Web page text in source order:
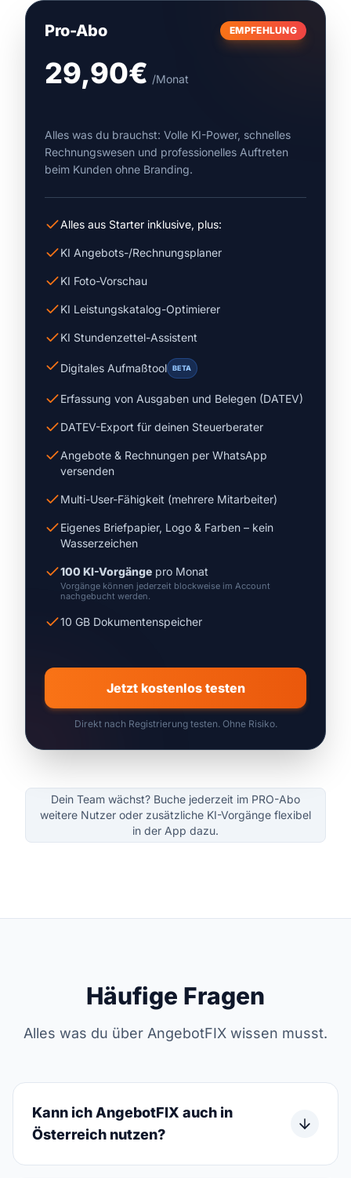
Pro-Abo EMPFEHLUNG
29,90€ /Monat
Alles was du brauchst: Volle KI-Power, schnelles
Rechnungswesen und professionelles Auftreten
beim Kunden ohne Branding.
Alles aus Starter inklusive, plus:
KI Angebots-/Rechnungsplaner
KI Foto-Vorschau
KI Leistungskatalog-Optimierer
KI Stundenzettel-Assistent
Digitales Aufmaßtool BETA
Erfassung von Ausgaben und Belegen (DATEV)
DATEV-Export für deinen Steuerberater
Angebote & Rechnungen per WhatsApp
versenden
Multi-User-Fähigkeit (mehrere Mitarbeiter)
Eigenes Briefpapier, Logo & Farben – kein
Wasserzeichen
100 KI-Vorgänge pro Monat
Vorgänge können jederzeit blockweise im Account
nachgebucht werden.
10 GB Dokumentenspeicher
Jetzt kostenlos testen
Direkt nach Registrierung testen. Ohne Risiko.
Dein Team wächst? Buche jederzeit im PRO-Abo
weitere Nutzer oder zusätzliche KI-Vorgänge flexibel
in der App dazu.
Häufige Fragen
Alles was du über AngebotFIX wissen musst.
Kann ich AngebotFIX auch in
Österreich nutzen?